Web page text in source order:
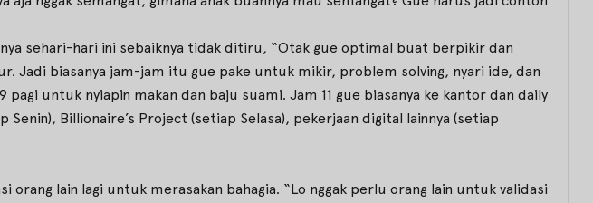
sehari-hari ini sebaiknya tidak ditiru, “Otak gue optimal buat berpikir dan
Jadi biasanya jam-jam itu gue pake untuk mikir, problem solving, nyari ide, dan
untuk nyiapin makan dan baju suami. Jam 11 gue biasanya ke kantor dan daily
Billionaire’s Project (setiap Selasa), pekerjaan digital lainnya (setiap
lain lagi untuk merasakan bahagia. “Lo nggak perlu orang lain untuk validasi